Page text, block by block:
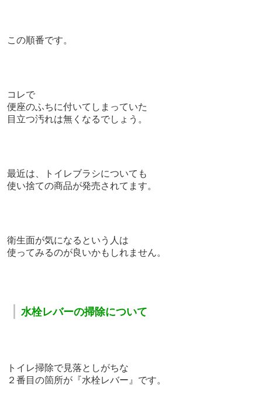
この順番です。
コレで
便座のふちに付いてしまっていた
目立つ汚れは無くなるでしょう。
最近は、トイレブラシについても
使い捨ての商品が発売されてます。
衛生面が気になるという人は
使ってみるのが良いかもしれません。
水栓レバーの掃除について
トイレ掃除で見落としがちな
２番目の箇所が『水栓レバー』です。